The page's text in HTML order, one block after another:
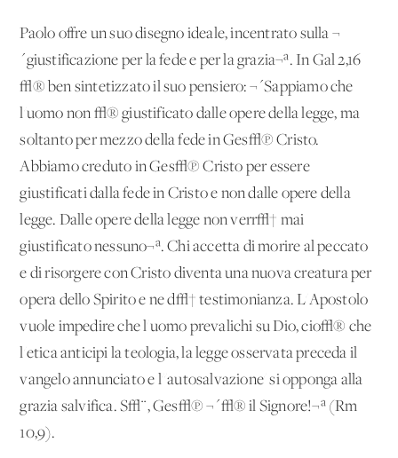
Paolo offre un suo disegno ideale, incentrato sulla ¬
´giustificazione per la fede e per la grazia¬ª. In Gal 2,16
√® ben sintetizzato il suo pensiero: ¬´Sappiamo che
l'uomo non √® giustificato dalle opere della legge, ma
soltanto per mezzo della fede in Ges√π Cristo.
Abbiamo creduto in Ges√π Cristo per essere
giustificati dalla fede in Cristo e non dalle opere della
legge. Dalle opere della legge non verr√† mai
giustificato nessuno¬ª. Chi accetta di morire al peccato
e di risorgere con Cristo diventa una nuova creatura per
opera dello Spirito e ne d√† testimonianza. L'Apostolo
vuole impedire che l'uomo prevalichi su Dio, cio√® che
l'etica anticipi la teologia, la legge osservata preceda il
vangelo annunciato e l''autosalvazione' si opponga alla
grazia salvifica. S√¨, Ges√π ¬´√® il Signore!¬ª (Rm
10,9).